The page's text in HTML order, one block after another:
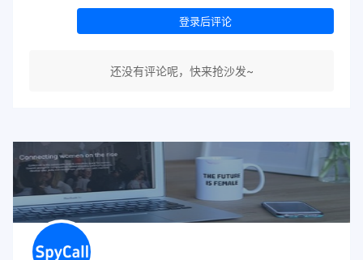
登录后评论
还没有评论呢，快来抢沙发~